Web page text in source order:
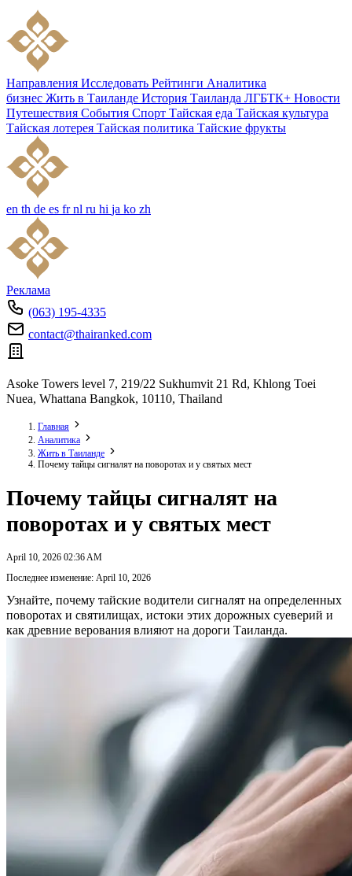
Направления Исследовать Рейтинги Аналитика
бизнес Жить в Таиланде История Таиланда ЛГБТК+ Новости
Путешествия События Спорт Тайская еда Тайская культура
Тайская лотерея Тайская политика Тайские фрукты
en th de es fr nl ru hi ja ko zh
Реклама
(063) 195-4335
contact@thairanked.com
Asoke Towers level 7, 219/22 Sukhumvit 21 Rd, Khlong Toei
Nuea, Whattana Bangkok, 10110, Thailand
Главная
Аналитика
Жить в Таиланде
Почему тайцы сигналят на поворотах и у святых мест
Почему тайцы сигналят на
поворотах и у святых мест
April 10, 2026 02:36 AM
Последнее изменение: April 10, 2026
Узнайте, почему тайские водители сигналят на определенных
поворотах и святилищах, истоки этих дорожных суеверий и
как древние верования влияют на дороги Таиланда.